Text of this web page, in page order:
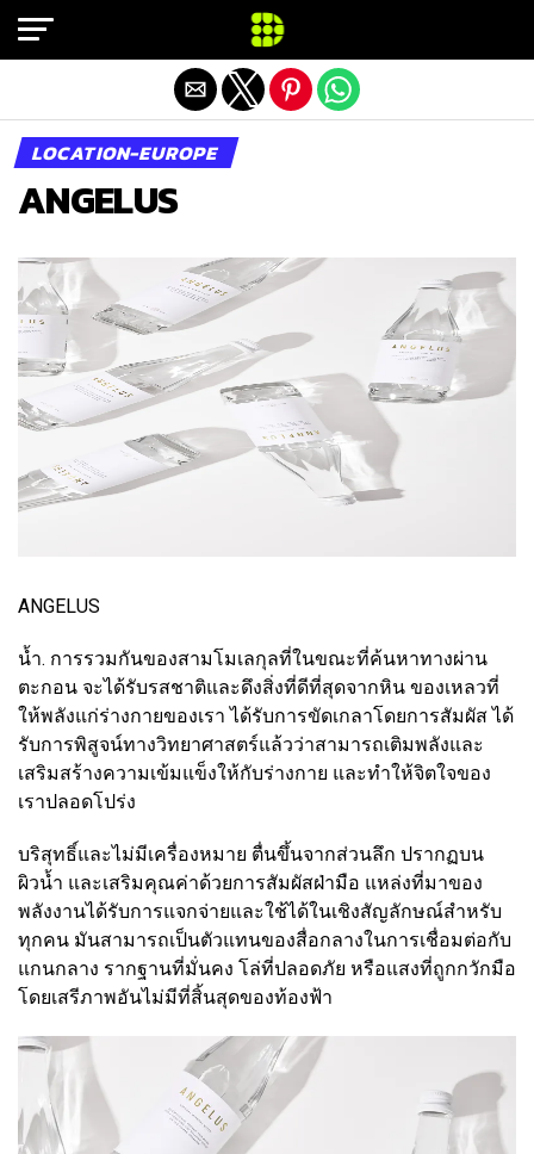
LOCATION-EUROPE
ANGELUS
ANGELUS
น้ำ. การรวมกันของสามโมเลกุลที่ในขณะที่ค้นหาทางผ่าน
ตะกอน จะได้รับรสชาติและดึงสิ่งที่ดีที่สุดจากหิน ของเหลวที่
ให้พลังแก่ร่างกายของเรา ได้รับการขัดเกลาโดยการสัมผัส ได้
รับการพิสูจน์ทางวิทยาศาสตร์แล้วว่าสามารถเติมพลังและ
เสริมสร้างความเข้มแข็งให้กับร่างกาย และทำให้จิตใจของ
เราปลอดโปร่ง
บริสุทธิ์และไม่มีเครื่องหมาย ตื่นขึ้นจากส่วนลึก ปรากฏบน
ผิวน้ำ และเสริมคุณค่าด้วยการสัมผัสฝ่ามือ แหล่งที่มาของ
พลังงานได้รับการแจกจ่ายและใช้ได้ในเชิงสัญลักษณ์สำหรับ
ทุกคน มันสามารถเป็นตัวแทนของสื่อกลางในการเชื่อมต่อกับ
แกนกลาง รากฐานที่มั่นคง โล่ที่ปลอดภัย หรือแสงที่ถูกกวักมือ
โดยเสรีภาพอันไม่มีที่สิ้นสุดของท้องฟ้า
Exit mobile version